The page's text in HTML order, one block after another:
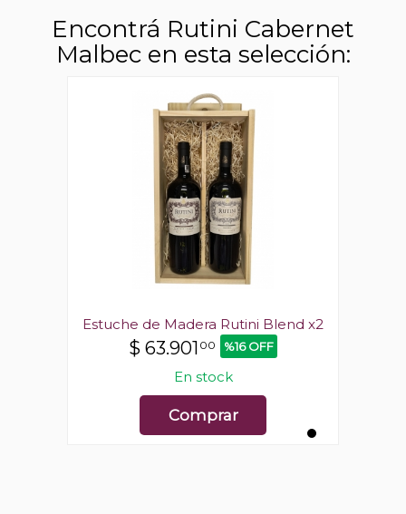
Encontrá Rutini Cabernet
Malbec en esta selección:
Estuche de Madera Rutini Blend x2
$ 63.901 00 %16 OFF
En stock
Comprar